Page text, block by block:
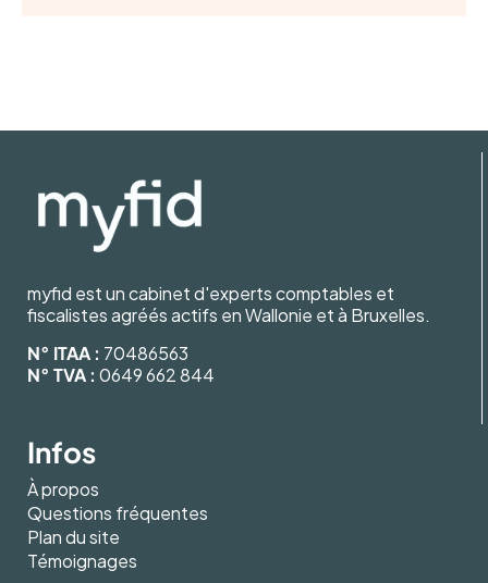
myfid est un cabinet d'experts comptables et
fiscalistes agréés actifs en Wallonie et à Bruxelles.
N° ITAA : 70486563
N° TVA : 0649 662 844
Infos
À propos
Questions fréquentes
Plan du site
Témoignages